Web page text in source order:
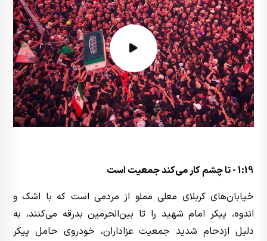
1:19 - تا چشم کار می‌کند جمعیت است
خیابان‌های کربلای معلی مملو از مردمی است که با اشک و
اندوه، پیکر امام شهید را تا بین‌الحرمین بدرقه می‌کنند، به
دلیل ازدحام شدید جمعیت عزاداران، خودروی حامل پیکر